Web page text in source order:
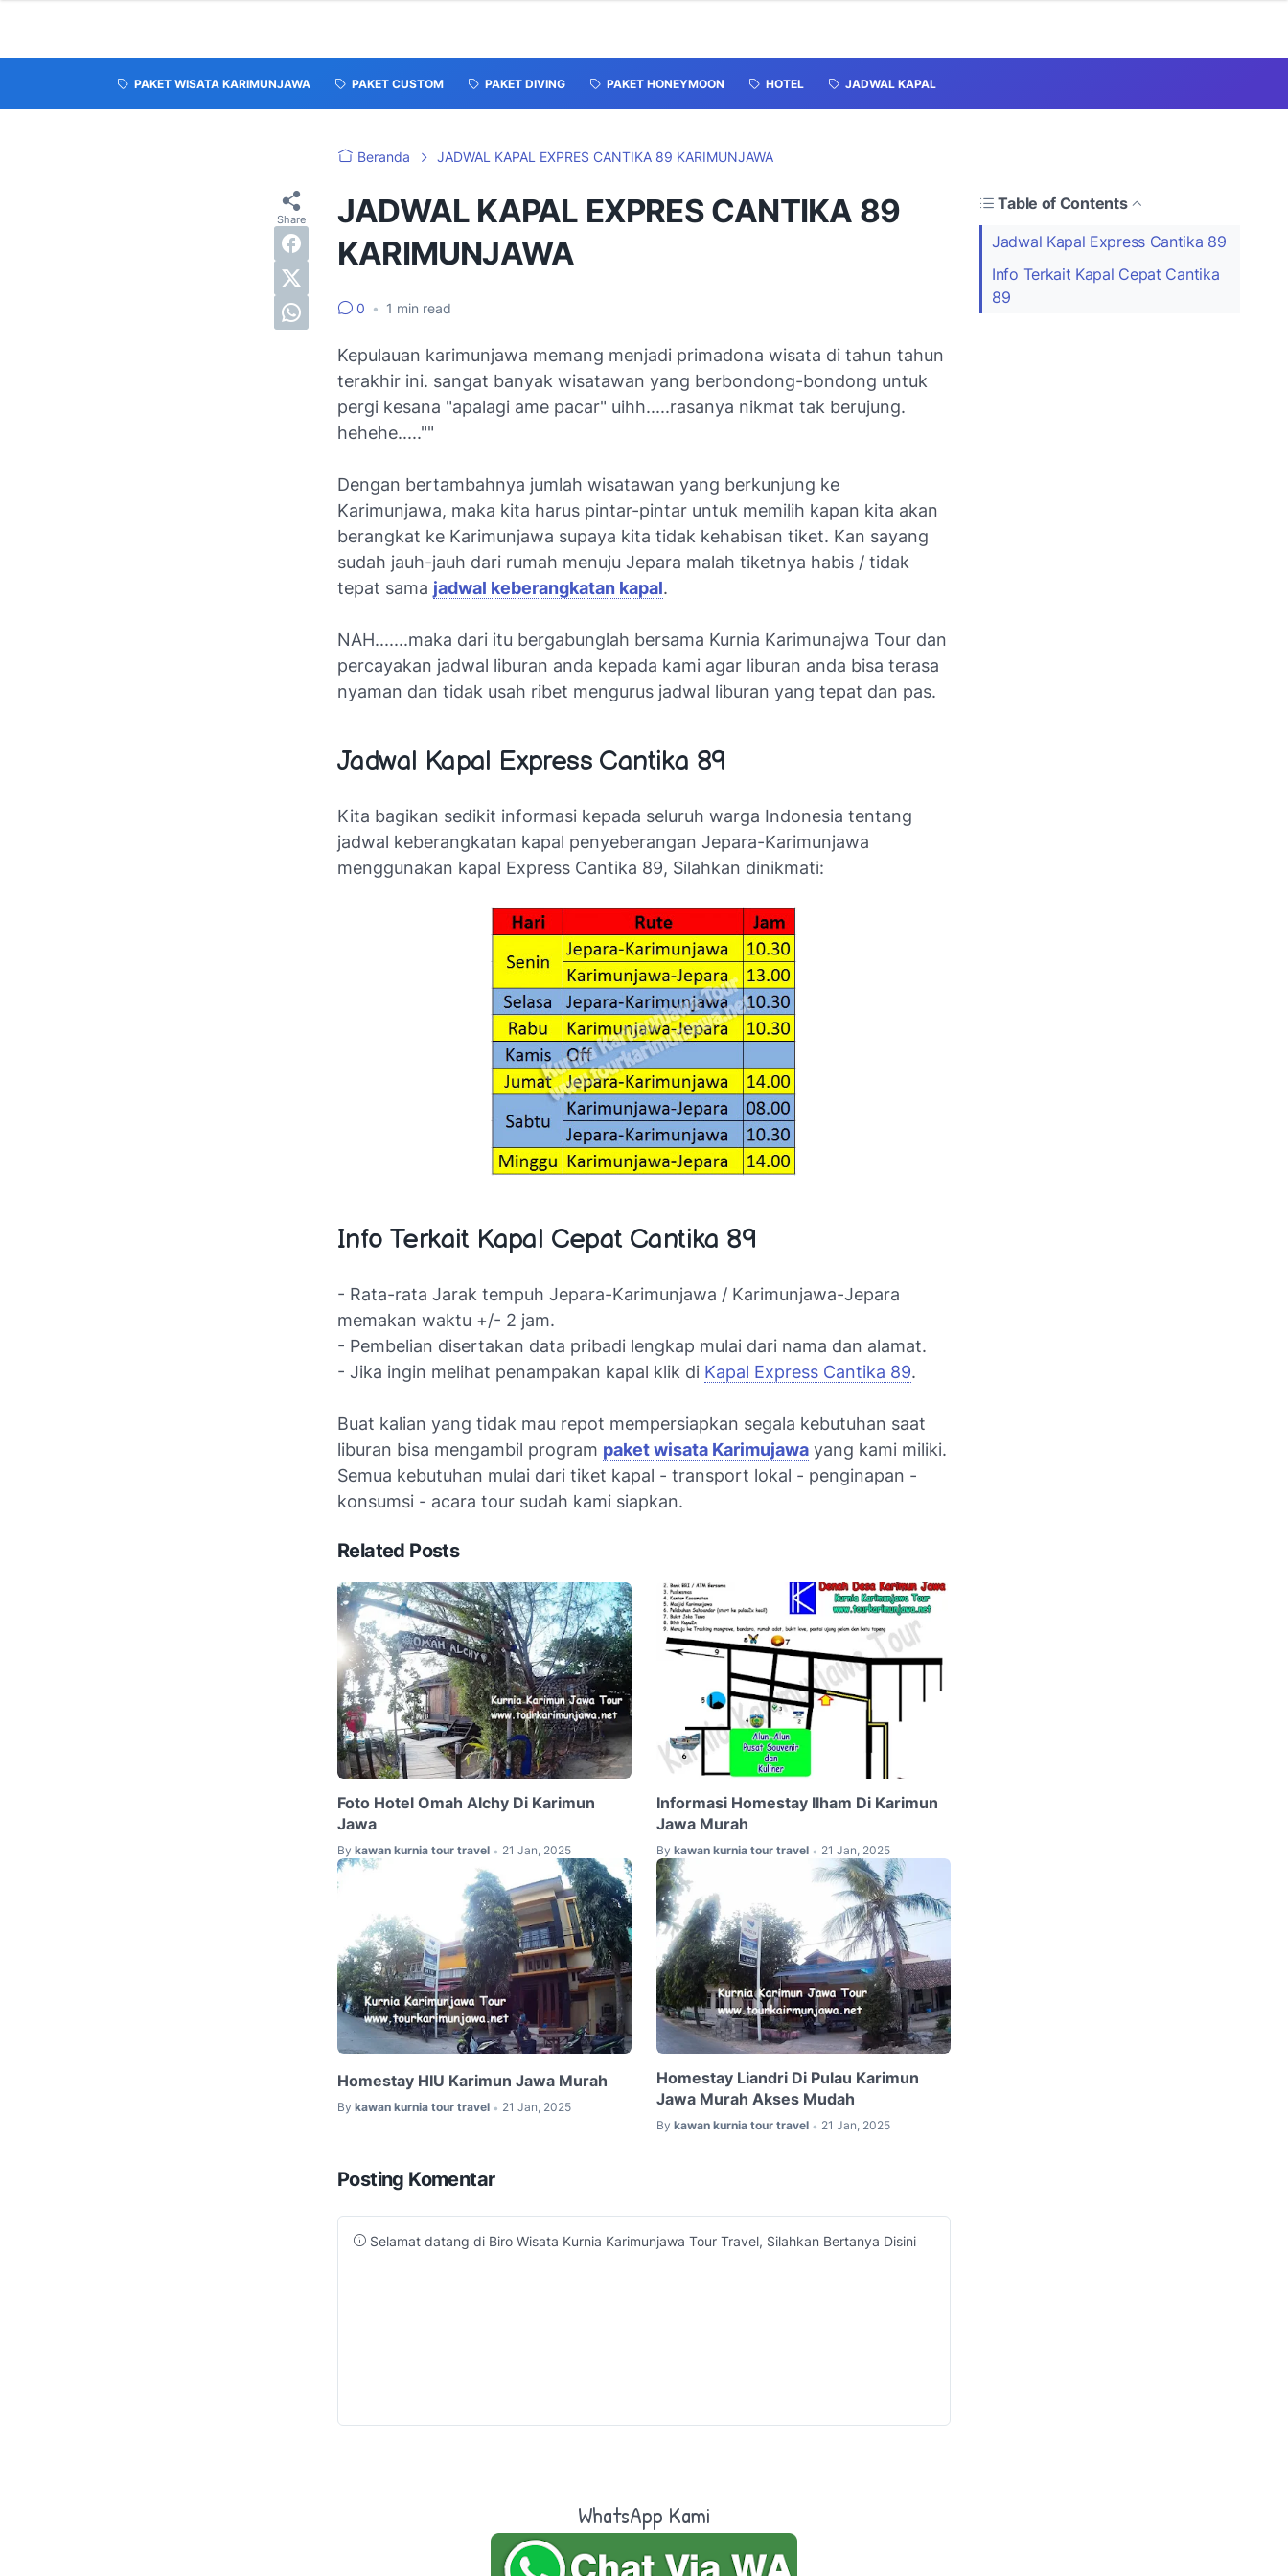
PAKET WISATA KARIMUNJAWA PAKET CUSTOM PAKET DIVING PAKET HONEYMOON HOTEL JADWAL KAPAL
Beranda JADWAL KAPAL EXPRES CANTIKA 89 KARIMUNJAWA
JADWAL KAPAL EXPRES CANTIKA 89
KARIMUNJAWA
0 • 1 min read
Table of Contents
Jadwal Kapal Express Cantika 89
Info Terkait Kapal Cepat Cantika
89
Kepulauan karimunjawa memang menjadi primadona wisata di tahun tahun
terakhir ini. sangat banyak wisatawan yang berbondong-bondong untuk
pergi kesana "apalagi ame pacar" uihh.....rasanya nikmat tak berujung.
hehehe.....""
Dengan bertambahnya jumlah wisatawan yang berkunjung ke
Karimunjawa, maka kita harus pintar-pintar untuk memilih kapan kita akan
berangkat ke Karimunjawa supaya kita tidak kehabisan tiket. Kan sayang
sudah jauh-jauh dari rumah menuju Jepara malah tiketnya habis / tidak
tepat sama jadwal keberangkatan kapal.
NAH.......maka dari itu bergabunglah bersama Kurnia Karimunajwa Tour dan
percayakan jadwal liburan anda kepada kami agar liburan anda bisa terasa
nyaman dan tidak usah ribet mengurus jadwal liburan yang tepat dan pas.
Jadwal Kapal Express Cantika 89
Kita bagikan sedikit informasi kepada seluruh warga Indonesia tentang
jadwal keberangkatan kapal penyeberangan Jepara-Karimunjawa
menggunakan kapal Express Cantika 89, Silahkan dinikmati:
Info Terkait Kapal Cepat Cantika 89
- Rata-rata Jarak tempuh Jepara-Karimunjawa / Karimunjawa-Jepara
memakan waktu +/- 2 jam.
- Pembelian disertakan data pribadi lengkap mulai dari nama dan alamat.
- Jika ingin melihat penampakan kapal klik di Kapal Express Cantika 89.
Buat kalian yang tidak mau repot mempersiapkan segala kebutuhan saat
liburan bisa mengambil program paket wisata Karimujawa yang kami miliki.
Semua kebutuhan mulai dari tiket kapal - transport lokal - penginapan -
konsumsi - acara tour sudah kami siapkan.
Related Posts
Foto Hotel Omah Alchy Di Karimun
Jawa
By kawan kurnia tour travel • 21 Jan, 2025
Informasi Homestay Ilham Di Karimun
Jawa Murah
By kawan kurnia tour travel • 21 Jan, 2025
Homestay HIU Karimun Jawa Murah
By kawan kurnia tour travel • 21 Jan, 2025
Homestay Liandri Di Pulau Karimun
Jawa Murah Akses Mudah
By kawan kurnia tour travel • 21 Jan, 2025
Posting Komentar
Selamat datang di Biro Wisata Kurnia Karimunjawa Tour Travel, Silahkan Bertanya Disini
WhatsApp Kami